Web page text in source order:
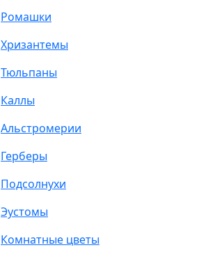
Ромашки
Хризантемы
Тюльпаны
Каллы
Альстромерии
Герберы
Подсолнухи
Эустомы
Комнатные цветы